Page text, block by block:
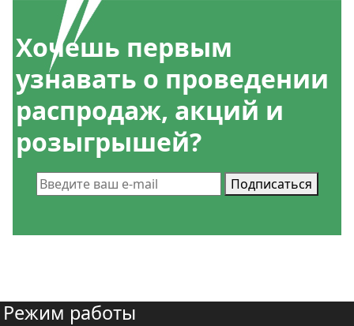
Хочешь первым
узнавать о проведении
распродаж, акций и
розыгрышей?
Подписаться
Режим работы